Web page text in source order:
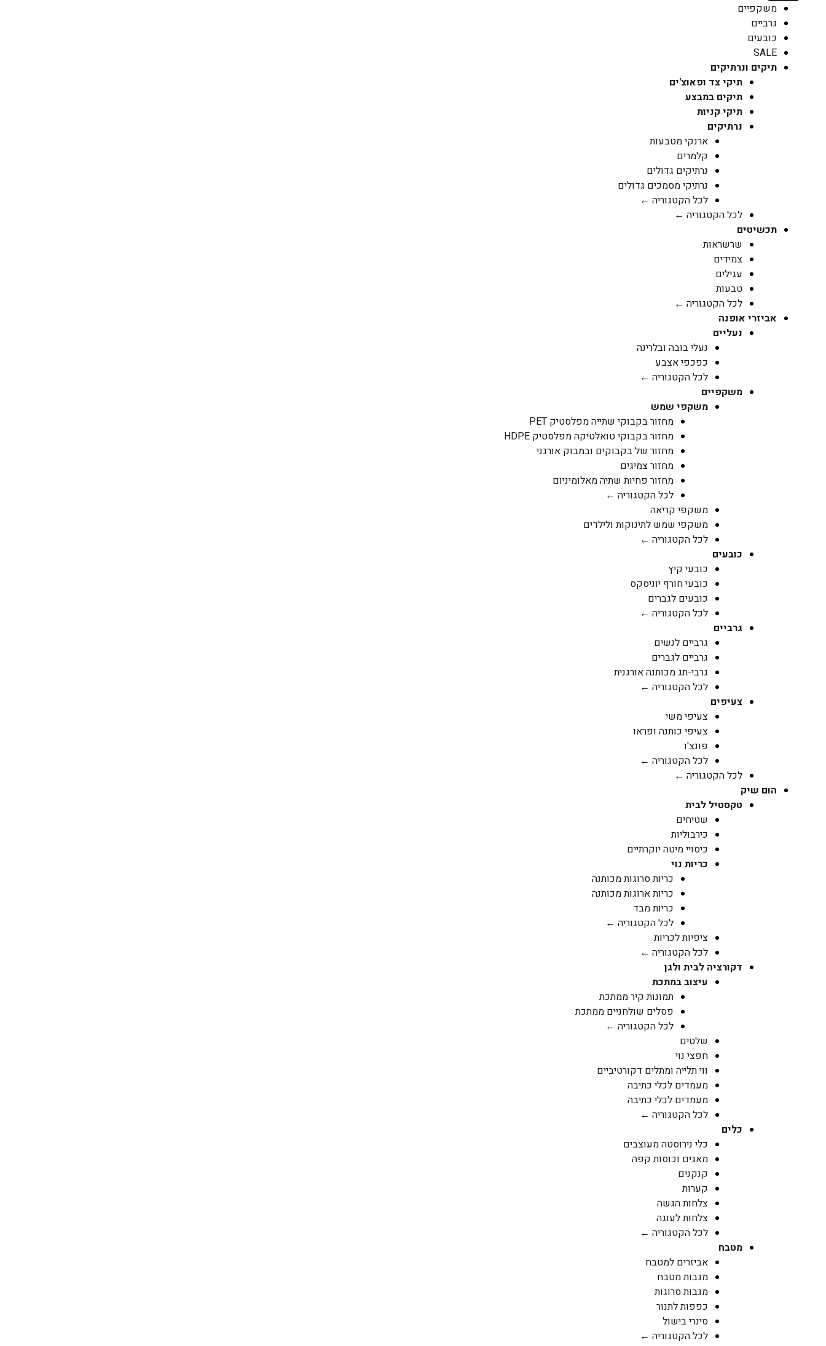
משקפיים
גרביים
כובעים
SALE
תיקים ונרתיקים
תיקי צד ופאוצ'ים
תיקים במבצע
תיקי קניות
נרתיקים
ארנקי מטבעות
קלמרים
נרתיקים גדולים
נרתיקי מסמכים גדולים
לכל הקטגוריה ←
לכל הקטגוריה ←
תכשיטים
שרשראות
צמידים
עגילים
טבעות
לכל הקטגוריה ←
אביזרי אופנה
נעליים
נעלי בובה ובלרינה
כפכפי אצבע
לכל הקטגוריה ←
משקפיים
משקפי שמש
מחזור בקבוקי שתייה מפלסטיק PET
מחזור בקבוקי טואלטיקה מפלסטיק HDPE
מחזור של בקבוקים ובמבוק אורגני
מחזור צמיגים
מחזור פחיות שתיה מאלומיניום
לכל הקטגוריה ←
משקפי קריאה
משקפי שמש לתינוקות ולילדים
לכל הקטגוריה ←
כובעים
כובעי קיץ
כובעי חורף יוניסקס
כובעים לגברים
לכל הקטגוריה ←
גרביים
גרביים לנשים
גרביים לגברים
גרבי-תג מכותנה אורגנית
לכל הקטגוריה ←
צעיפים
צעיפי משי
צעיפי כותנה ופראו
פונצ'ו
לכל הקטגוריה ←
לכל הקטגוריה ←
הום שיק
טקסטיל לבית
שטיחים
כירבוליות
כיסויי מיטה יוקרתיים
כריות נוי
כריות סרוגות מכותנה
כריות ארוגות מכותנה
כריות מבד
לכל הקטגוריה ←
ציפיות לכריות
לכל הקטגוריה ←
דקורציה לבית ולגן
עיצוב במתכת
תמונות קיר ממתכת
פסלים שולחניים ממתכת
לכל הקטגוריה ←
שלטים
חפצי נוי
ווי תלייה ומתלים דקורטיביים
מעמדים לכלי כתיבה
מעמדים לכלי כתיבה
לכל הקטגוריה ←
כלים
כלי נירוסטה מעוצבים
מאגים וכוסות קפה
קנקנים
קערות
צלחות הגשה
צלחות לעוגה
לכל הקטגוריה ←
מטבח
אביזרים למטבח
מגבות מטבח
מגבות סרוגות
כפפות לתנור
סינרי בישול
לכל הקטגוריה ←